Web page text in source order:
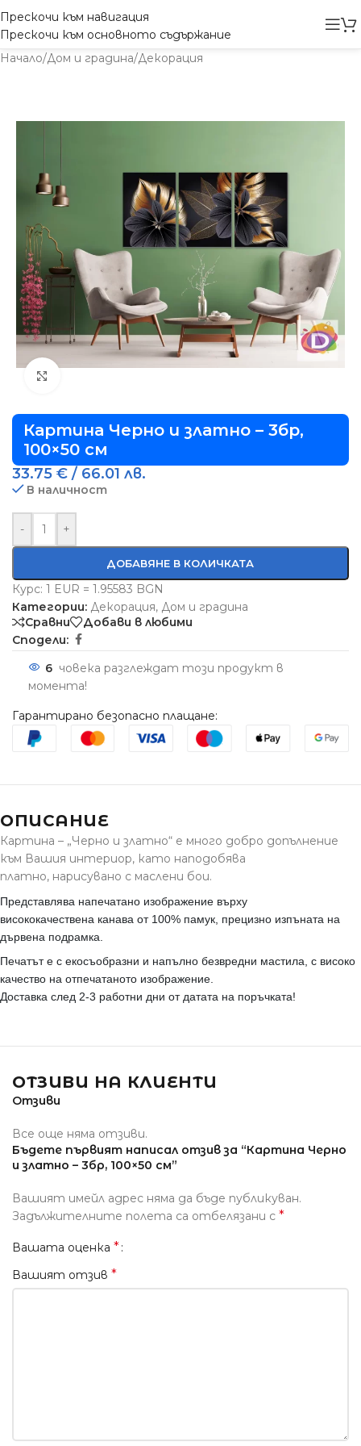
Прескочи към навигация
Прескочи към основното съдържание
Начало/Дом и градина/Декорация
Картина Черно и златно – 3бр,
100×50 см
33.75 € / 66.01 лв.
В наличност
- +
ДОБАВЯНЕ В КОЛИЧКАТА
Курс: 1 EUR = 1.95583 BGN
Категории: Декорация, Дом и градина
Сравни
Добави в любими
Сподели:
6 човека разглеждат този продукт в
момента!
Гарантирано безопасно плащане:
ОПИСАНИЕ
Картина – „Черно и златно“ е много добро допълнение
към Вашия интериор, като наподобява
платно, нарисувано с маслени бои.
Представлява напечатано изображение върху
висококачествена канава от 100% памук, прецизно изпъната на
дървена подрамка.
Печатът е с екосъобразни и напълно безвредни мастила, с високо
качество на отпечатаното изображение.
Доставка след 2-3 работни дни от датата на поръчката!
ОТЗИВИ НА КЛИЕНТИ
Отзиви
Все още няма отзиви.
Бъдете първият написал отзив за “Картина Черно
и златно – 3бр, 100×50 см”
Вашият имейл адрес няма да бъде публикуван.
Задължителните полета са отбелязани с *
Вашата оценка *
Вашият отзив *